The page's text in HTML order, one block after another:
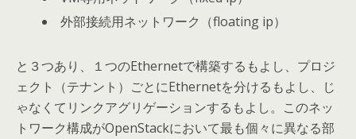
外部接続用ネットワーク（floating ip）
と３つあり、１つのEthernetで構築するもよし、プロジ
ェクト（テナント）ごとにEthernetを分けるもよし、じ
ゃなくてリンクアグリゲーションするもよし。このネッ
トワーク構成がOpenStackにおいて最も個々に異なる部